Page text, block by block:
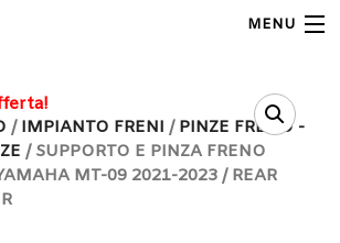
MENU
/ IMPIANTO FRENI / PINZE FRENO -
/ SUPPORTO E PINZA FRENO
MT-09 2021-2023 / REAR